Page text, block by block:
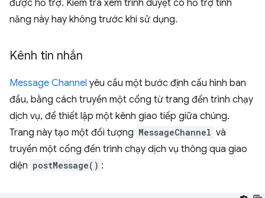
được hỗ trợ. Kiểm tra xem trình duyệt có hỗ trợ tính
năng này hay không trước khi sử dụng.
Kênh tin nhắn
Message Channel yêu cầu một bước định cấu hình ban
đầu, bằng cách truyền một cổng từ trang đến trình chạy
dịch vụ, để thiết lập một kênh giao tiếp giữa chúng.
Trang này tạo một đối tượng MessageChannel và
truyền một cổng đến trình chạy dịch vụ thông qua giao
diện postMessage() :